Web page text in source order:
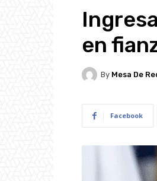
en
By Mesa De
Facebook